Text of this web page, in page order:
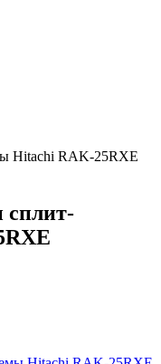
Hitachi RAK-25RXE
сплит-